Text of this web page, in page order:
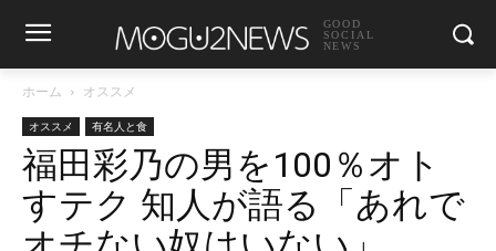
GOOD
SOCIAL
NEWS
ホーム オススメ
オススメ 有名人と食
福田彩乃の男を100％オト
すテク 知人が語る「あれで